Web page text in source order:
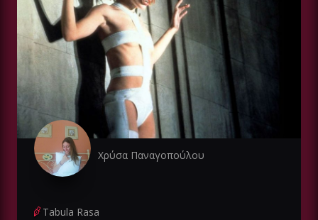
Χρύσα Παναγοπούλου
Tabula Rasa